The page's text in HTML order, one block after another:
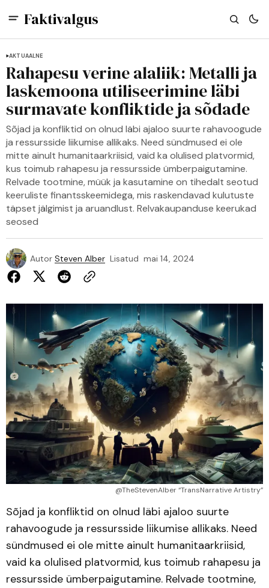
Faktivalgus
AKTUAALNE
Rahapesu verine alaliik: Metalli ja
laskemoona utiliseerimine läbi
surmavate konfliktide ja sõdade
Sõjad ja konfliktid on olnud läbi ajaloo suurte rahavoogude
ja ressursside liikumise allikaks. Need sündmused ei ole
mitte ainult humanitaarkriisid, vaid ka olulised platvormid,
kus toimub rahapesu ja ressursside ümberpaigutamine.
Relvade tootmine, müük ja kasutamine on tihedalt seotud
keeruliste finantsskeemidega, mis raskendavad kulutuste
täpset jälgimist ja aruandlust. Relvakaupanduse keerukad
seosed
Autor Steven Alber Lisatud mai 14, 2024
@TheStevenAlber “TransNarrative Artistry”
Sõjad ja konfliktid on olnud läbi ajaloo suurte
rahavoogude ja ressursside liikumise allikaks. Need
sündmused ei ole mitte ainult humanitaarkriisid,
vaid ka olulised platvormid, kus toimub rahapesu ja
ressursside ümberpaigutamine. Relvade tootmine,